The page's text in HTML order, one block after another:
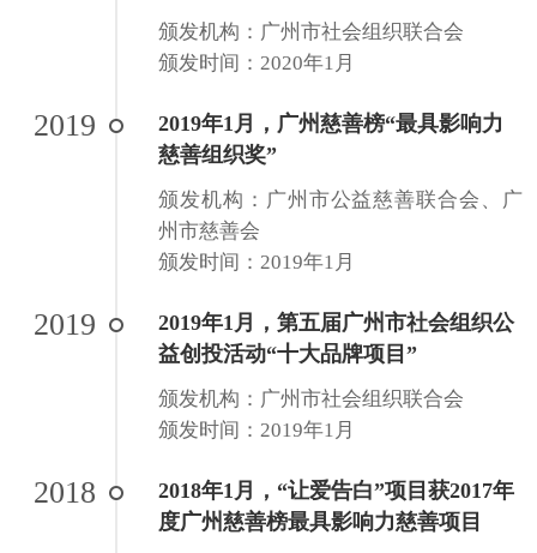
颁发机构：广州市社会组织联合会
颁发时间：2020年1月
2019
2019年1月，广州慈善榜“最具影响力
慈善组织奖”
颁发机构：广州市公益慈善联合会、广
州市慈善会
颁发时间：2019年1月
2019
2019年1月，第五届广州市社会组织公
益创投活动“十大品牌项目”
颁发机构：广州市社会组织联合会
颁发时间：2019年1月
2018
2018年1月，“让爱告白”项目获2017年
度广州慈善榜最具影响力慈善项目